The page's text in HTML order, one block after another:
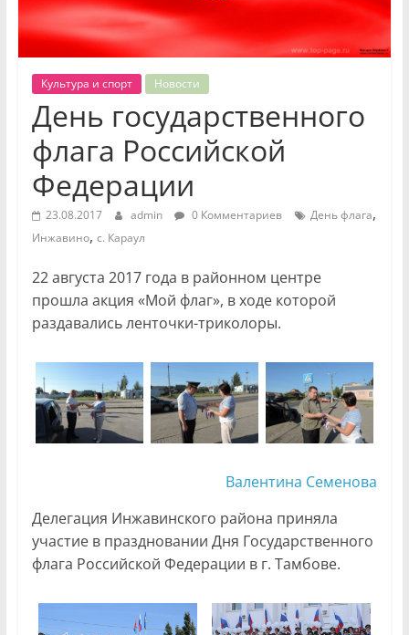
Культура и спорт Новости
День государственного
флага Российской
Федерации
23.08.2017 admin 0 Комментариев День флага,
Инжавино, с. Караул
22 августа 2017 года в районном центре
прошла акция «Мой флаг», в ходе которой
раздавались ленточки-триколоры.
Валентина Семенова
Делегация Инжавинского района приняла
участие в праздновании Дня Государственного
флага Российской Федерации в г. Тамбове.